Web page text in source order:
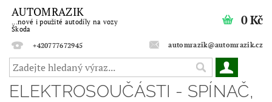
AUTOMRAZIK
...nové i použité autodíly na vozy
Škoda
+420777672945
automrazik@automrazik.cz
0 Kč
ELEKTROSOUČÁSTI - SPÍNAČ,